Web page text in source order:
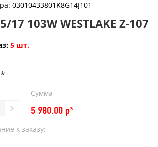
03010433801K8G14J101
17 103W WESTLAKE Z-107
5 шт.
Сумма
5 980.00р*
к заказу: